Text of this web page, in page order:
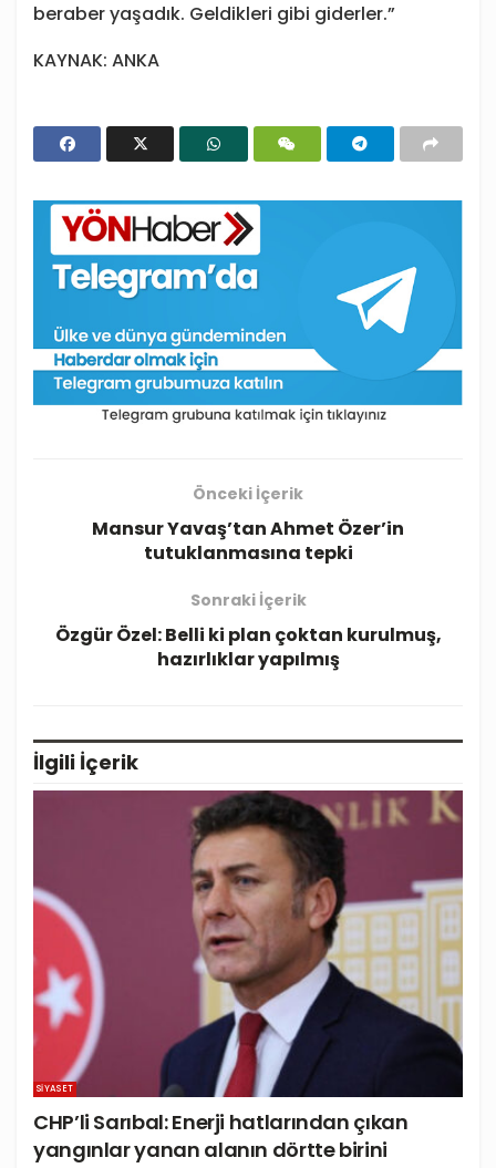
beraber yaşadık. Geldikleri gibi giderler.”
KAYNAK: ANKA
Önceki İçerik
Mansur Yavaş’tan Ahmet Özer’in
tutuklanmasına tepki
Sonraki İçerik
Özgür Özel: Belli ki plan çoktan kurulmuş,
hazırlıklar yapılmış
İlgili İçerik
SIYASET
CHP’li Sarıbal: Enerji hatlarından çıkan
yangınlar yanan alanın dörtte birini